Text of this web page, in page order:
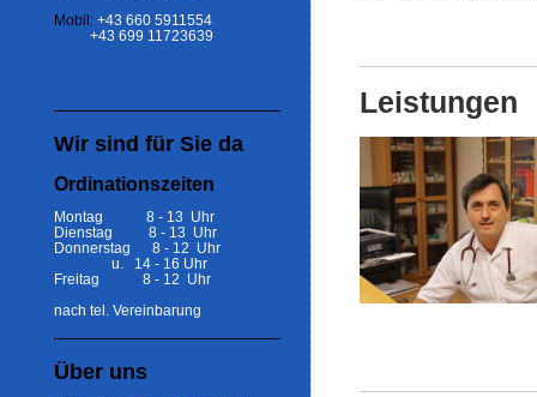
Leistungen
Mobil: +43 660 5911554
+43 699 11723639
Wir sind für Sie da
Ordinationszeiten
Montag 8 - 13 Uhr
Dienstag 8 - 13 Uhr
Donnerstag 8 - 12 Uhr
u. 14 - 16 Uhr
Freitag 8 - 12 Uhr
nach tel. Vereinbarung
Über uns